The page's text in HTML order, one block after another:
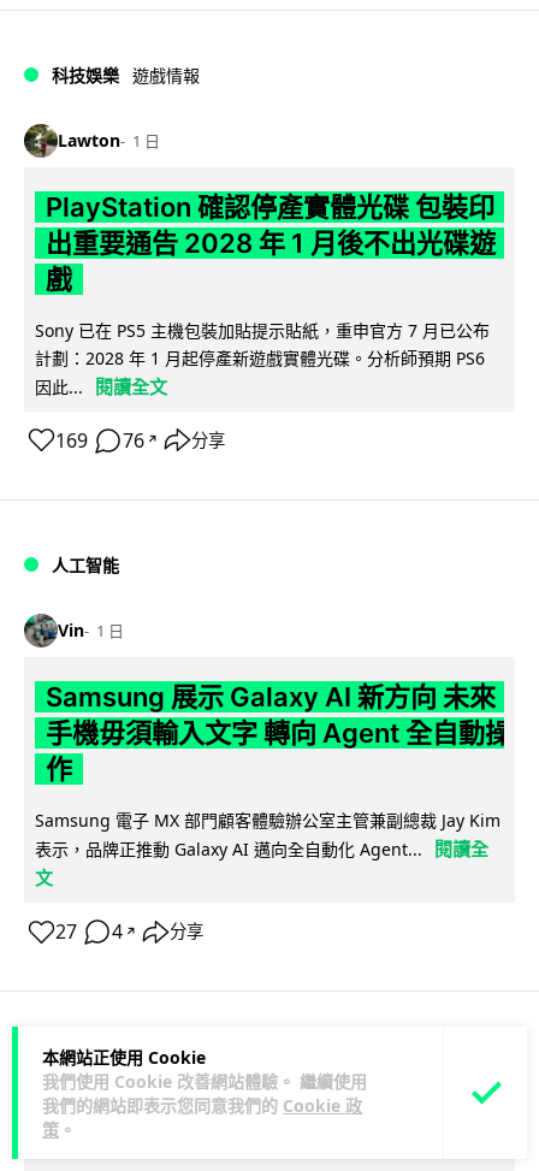
本網站正使用 Cookie
我們使用 Cookie 改善網站體驗。 繼續使用
我們的網站即表示您同意我們的 Cookie 政
策 。
科技娛樂 遊戲情報
Lawton 1 日
PlayStation 確認停產實體光碟 包裝印
出重要通告 2028 年 1 月後不出光碟遊
戲
Sony 已在 PS5 主機包裝加貼提示貼紙，重申官方 7 月已公布
計劃：2028 年 1 月起停產新遊戲實體光碟。分析師預期 PS6
因此...
閱讀全文
169 76 ↗ 分享
人工智能
Vin 1 日
Samsung 展示 Galaxy AI 新方向 未來
手機毋須輸入文字 轉向 Agent 全自動操
作
Samsung 電子 MX 部門顧客體驗辦公室主管兼副總裁 Jay Kim
表示，品牌正推動 Galaxy AI 邁向全自動化 Agent...
閱讀全
文
27 4 ↗ 分享
科技娛樂 生活娛樂
Lawton